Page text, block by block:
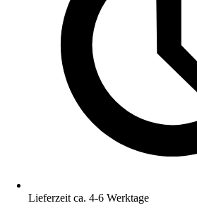
Lieferzeit ca. 4-6 Werktage